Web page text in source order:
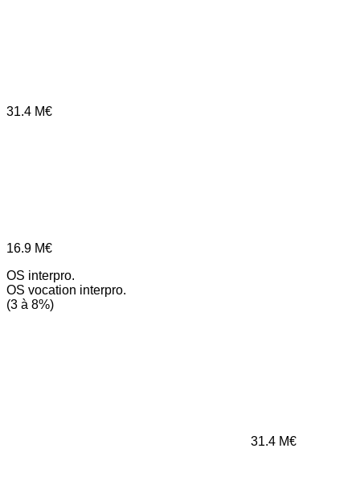
31.4 M€
16.9 M€
OS interpro.
OS vocation interpro.
(3 à 8%)
31.4 M€